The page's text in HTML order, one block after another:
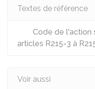
Textes de référence
Code de l'action
articles R215-3 à
Voir aussi